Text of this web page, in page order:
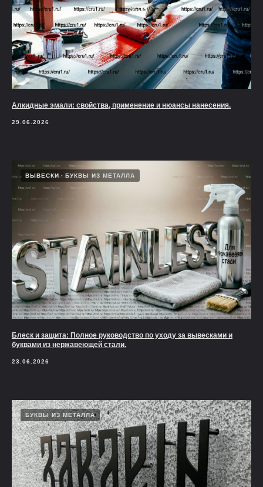
Алкидные эмали: свойства, применение и нюансы нанесения.
29.06.2026
ВЫВЕСКИ БУКВЫ ИЗ МЕТАЛЛА
Блеск и защита: Полное руководство по уходу за вывесками и
буквами из нержавеющей стали.
23.06.2026
БУКВЫ ИЗ МЕТАЛЛА